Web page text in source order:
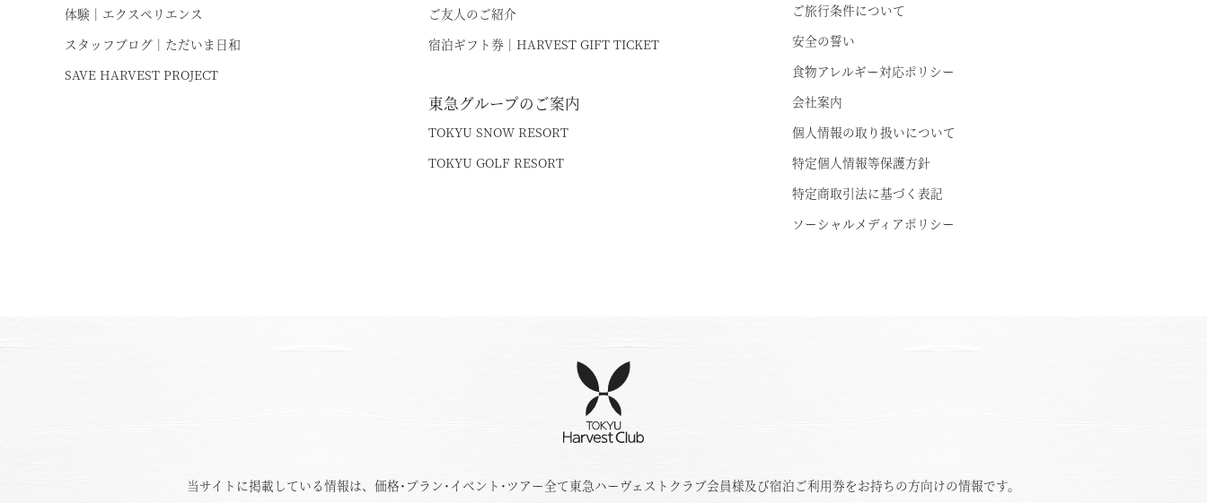
体験｜エクスペリエンス
スタッフブログ｜ただいま日和
SAVE HARVEST PROJECT
ご友人のご紹介
宿泊ギフト券｜HARVEST GIFT TICKET
東急グループのご案内
TOKYU SNOW RESORT
TOKYU GOLF RESORT
ご旅行条件について
安全の誓い
食物アレルギー対応ポリシー
会社案内
個人情報の取り扱いについて
特定個人情報等保護方針
特定商取引法に基づく表記
ソーシャルメディアポリシー
当サイトに掲載している情報は、価格･プラン･イベント･ツアー全て東急ハーヴェストクラブ会員様及び宿泊ご利用券をお持ちの方向けの情報です。